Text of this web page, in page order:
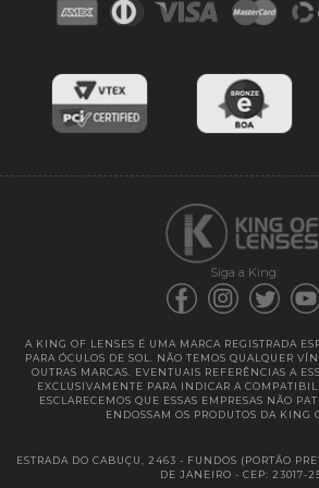
Blog
Cores das lentes
Entregas
Siga a King:
A KING OF LENSES É UMA MARCA REGISTRADA
PARA ÓCULOS DE SOL. NÃO TEMOS QUALQUER
OUTRAS MARCAS. EVENTUAIS REFERÊNCIAS A
EXCLUSIVAMENTE PARA INDICAR A
ESCLARECEMOS QUE ESSAS EMPRESAS NÃO
ENDOSSAM OS PRODUTOS DA KING
ESTRADA DO CABUÇU, 2463 - FUNDOS (PORTÃO
DE JANEIRO - CEP: 23017-